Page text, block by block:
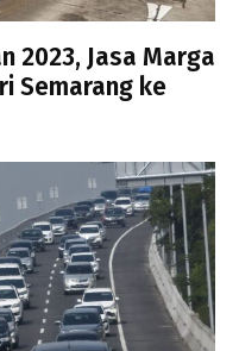
2023, Jasa Marga
Semarang ke